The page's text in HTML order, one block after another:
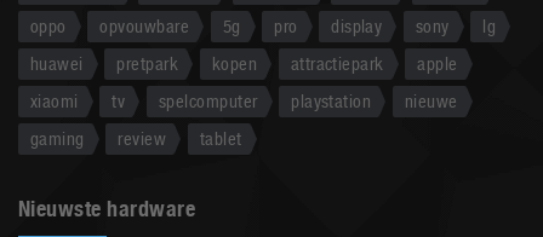
oppo
opvouwbare 5g pro display sony
lg
huawei
pretpark kopen attractiepark
apple
xiaomi
tv spelcomputer playstation
nieuwe
gaming
review tablet
Nieuwste hardware